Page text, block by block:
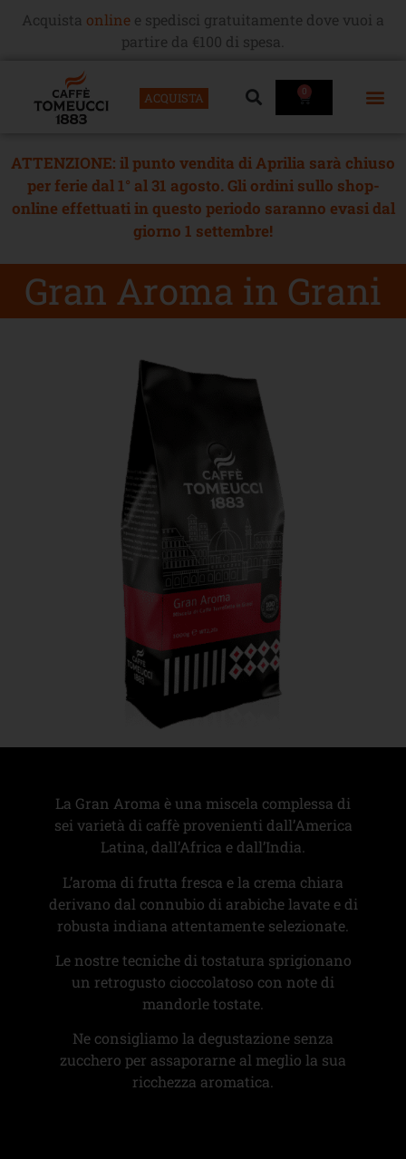
Acquista online e spedisci gratuitamente dove vuoi a
partire da €100 di spesa.
ACQUISTA 0
ATTENZIONE: il punto vendita di Aprilia sarà chiuso
per ferie dal 1° al 31 agosto. Gli ordini sullo shop-
online effettuati in questo periodo saranno evasi dal
giorno 1 settembre!
Gran Aroma in Grani
La Gran Aroma è una miscela complessa di
sei varietà di caffè provenienti dall’America
Latina, dall’Africa e dall’India.
L’aroma di frutta fresca e la crema chiara
derivano dal connubio di arabiche lavate e di
robusta indiana attentamente selezionate.
Le nostre tecniche di tostatura sprigionano
un retrogusto cioccolatoso con note di
mandorle tostate.
Ne consigliamo la degustazione senza
zucchero per assaporarne al meglio la sua
ricchezza aromatica.